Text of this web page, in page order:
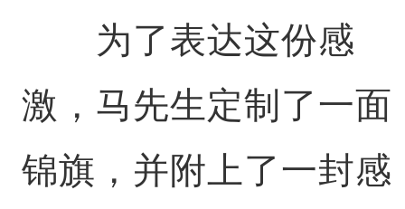
为了表达这份感
激，马先生定制了一面
锦旗，并附上了一封感